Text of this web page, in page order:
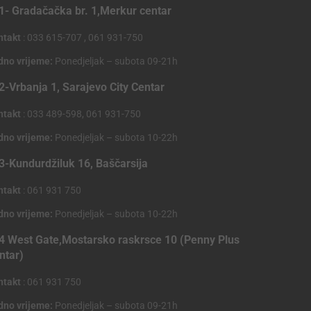
Gradačačka br. 1,Merkur centar
: 033 615-707 , 061 931-750
vrijeme: Ponedjeljak – subota 09-21h
Vrbanja 1, Sarajevo City Centar
: 033 489-598, 061 931-750
vrijeme: Ponedjeljak – subota 10-22h
Kundurdžiluk 16, Baščarsija
: 061 931 750
vrijeme: Ponedjeljak – subota 10-22h
West Gate,Mostarsko raskrsce 10 (Penny Plus
: 061 931 750
vrijeme: Ponedjeljak – subota 09-21h